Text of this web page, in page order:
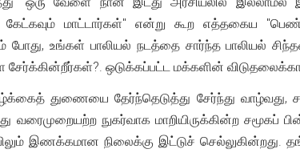
கேட்கவும் மாட்டார்கள்" என்று கூற எத்தகைய
போது, உங்கள் பாலியல் நடத்தை சார்ந்த பாலியல்
ஒடுக்கப்பட்ட மக்களின்
துணையை தேர்ந்தெடுத்து சேர்ந்து வாழ்வது,
வரைமுறையற்ற நுகர்வாக மாறியிருக்கின்ற சமூகப்
இணக்கமான நிலைக்கு இட்டுச்